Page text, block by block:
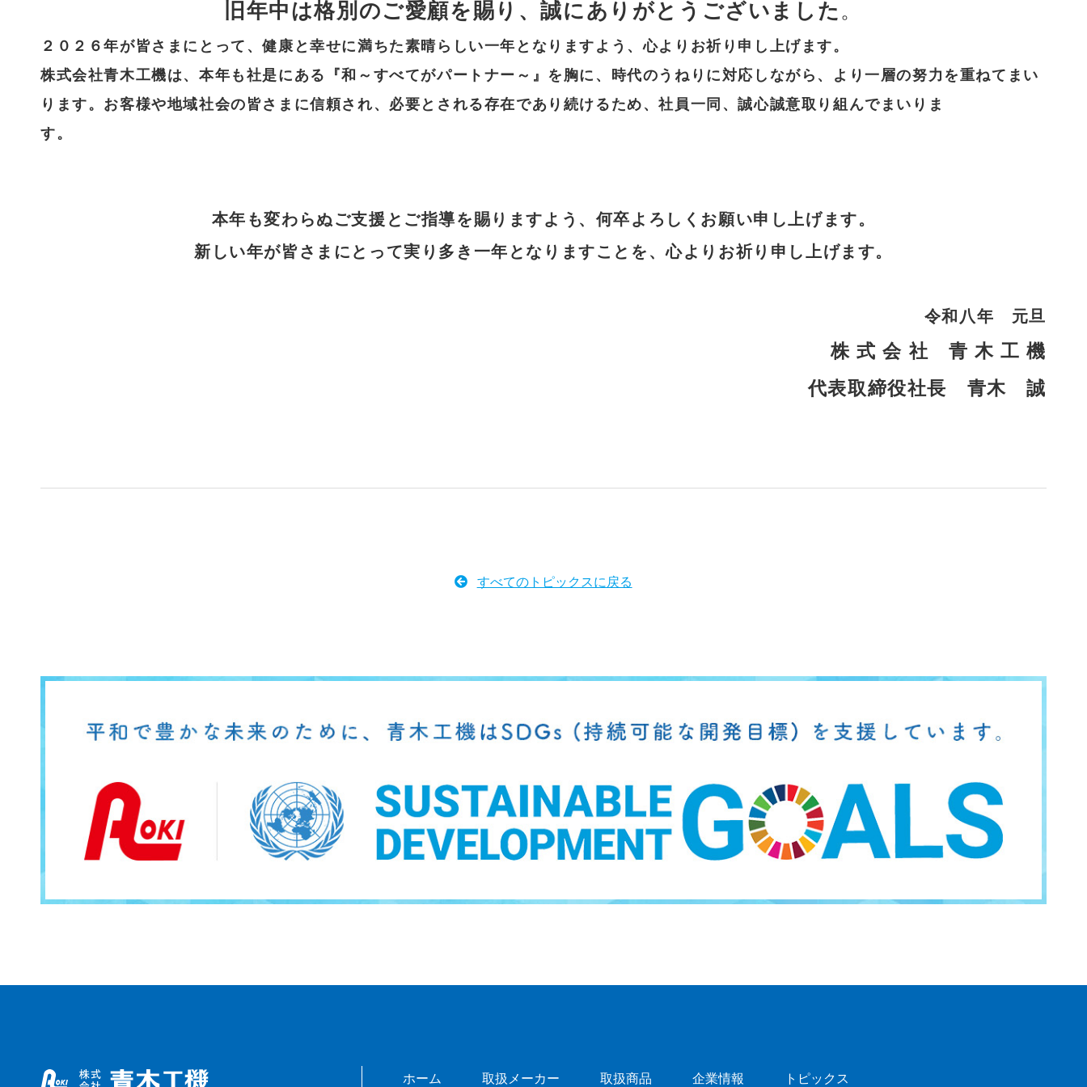
旧年中は格別のご愛顧を賜り、誠にありがとうございました 。
２０２６年が皆さまにとって、健康と幸せに満ちた素晴らしい一年となりますよう、心よりお祈り申し上げます。
株式会社青木工機は、本年も社是にある『和～すべてがパートナー～』を胸に、時代のうねりに対応しながら、より一層の努力を重ねてまい
ります。お客様や地域社会の皆さまに信頼され、必要とされる存在であり続けるため、社員一同、誠心誠意取り組んでまいりま
す。
本年も変わらぬご支援とご指導を賜りますよう、何卒よろしくお願い申し上げます。
新しい年が皆さまにとって実り多き一年となりますことを、心よりお祈り申し上げます。
令和八年 元旦
株 式 会 社 青 木 工 機
代表取締役社長 青木 誠
すべてのトピックスに戻る
ホーム 取扱メーカー 取扱商品 企業情報 トピックス